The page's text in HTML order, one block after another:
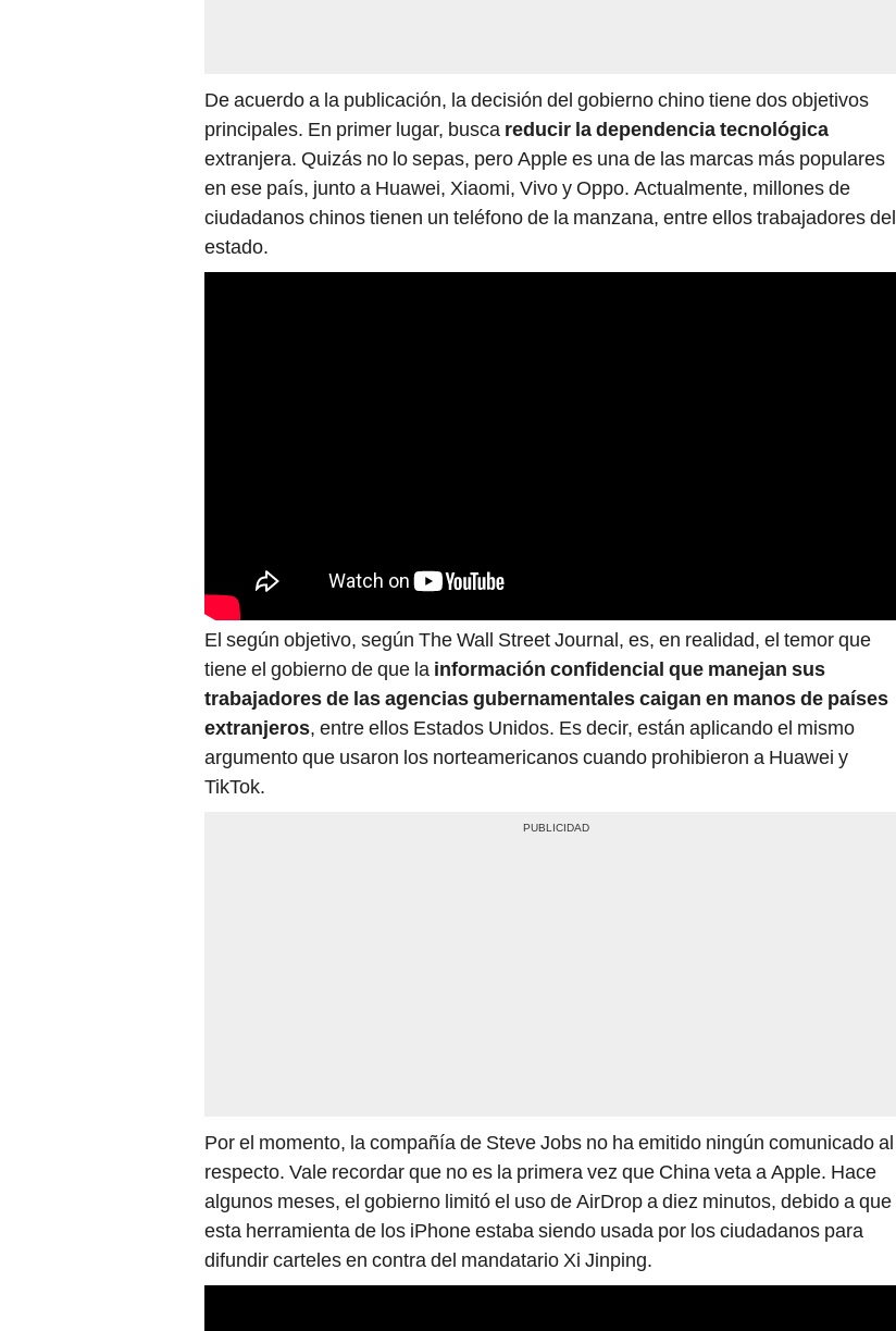
De acuerdo a la publicación, la decisión del gobierno chino tiene dos objetivos
principales. En primer lugar, busca reducir la dependencia tecnológica
extranjera. Quizás no lo sepas, pero Apple es una de las marcas más populares
en ese país, junto a Huawei, Xiaomi, Vivo y Oppo. Actualmente, millones de
ciudadanos chinos tienen un teléfono de la manzana, entre ellos trabajadores del
estado.
El según objetivo, según The Wall Street Journal, es, en realidad, el temor que
tiene el gobierno de que la información confidencial que manejan sus
trabajadores de las agencias gubernamentales caigan en manos de países
extranjeros, entre ellos Estados Unidos. Es decir, están aplicando el mismo
argumento que usaron los norteamericanos cuando prohibieron a Huawei y
TikTok.
Por el momento, la compañía de Steve Jobs no ha emitido ningún comunicado al
respecto. Vale recordar que no es la primera vez que China veta a Apple. Hace
algunos meses, el gobierno limitó el uso de AirDrop a diez minutos, debido a que
esta herramienta de los iPhone estaba siendo usada por los ciudadanos para
difundir carteles en contra del mandatario Xi Jinping.